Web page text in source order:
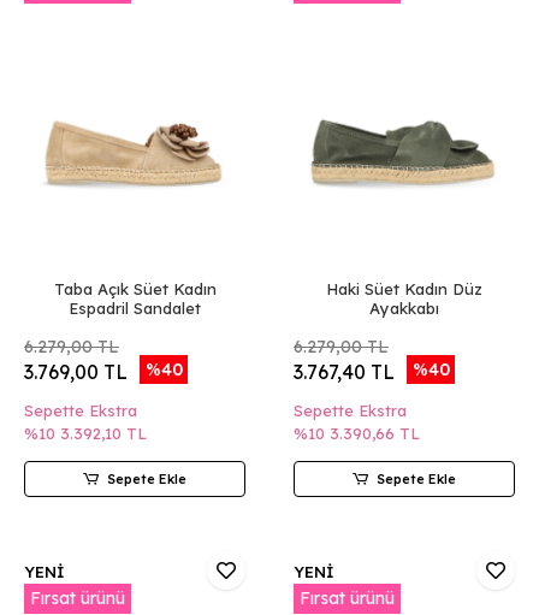
Taba Açık Süet Kadın
Espadril Sandalet
6.279,00 TL
3.769,00 TL %40
Sepette Ekstra
%10 3.392,10 TL
Sepete Ekle
Haki Süet Kadın Düz
Ayakkabı
6.279,00 TL
3.767,40 TL %40
Sepette Ekstra
%10 3.390,66 TL
Sepete Ekle
YENİ
Fırsat ürünü
YENİ
Fırsat ürünü